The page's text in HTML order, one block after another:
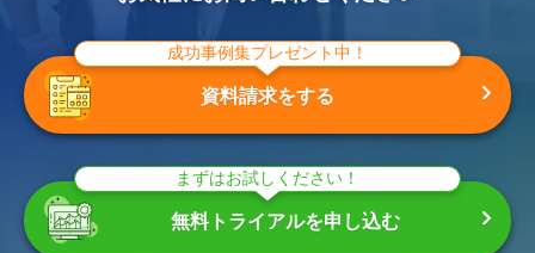
成功事例集プレゼント中！
資料請求をする
まずはお試しください！
無料トライアルを申し込む